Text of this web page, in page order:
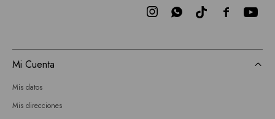

 
Mi Cuenta
Mis datos
Mis direcciones